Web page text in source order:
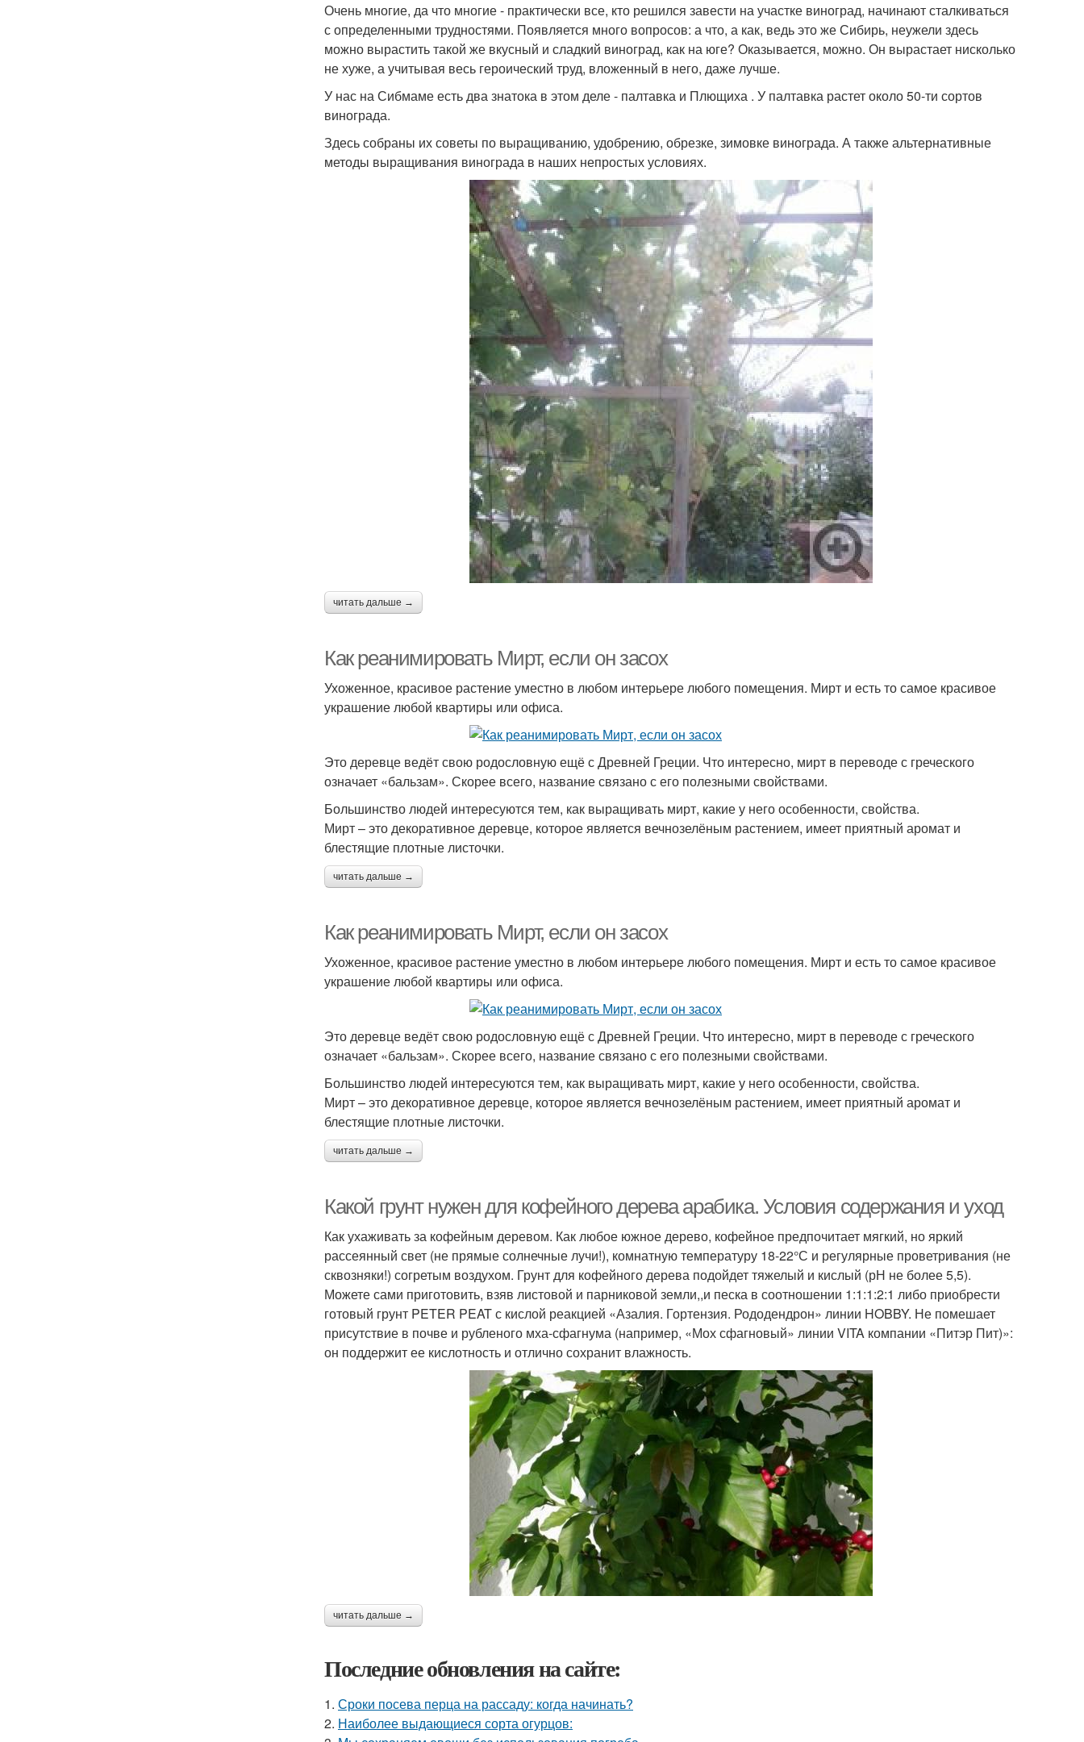
Очень многие, да что многие - практически все, кто решился завести на участке виноград, начинают сталкиваться
с определенными трудностями. Появляется много вопросов: а что, а как, ведь это же Сибирь, неужели здесь
можно вырастить такой же вкусный и сладкий виноград, как на юге? Оказывается, можно. Он вырастает нисколько
не хуже, а учитывая весь героический труд, вложенный в него, даже лучше.
У нас на Сибмаме есть два знатока в этом деле - палтавка и Плющиха . У палтавка растет около 50-ти сортов
винограда.
Здесь собраны их советы по выращиванию, удобрению, обрезке, зимовке винограда. А также альтернативные
методы выращивания винограда в наших непростых условиях.
читать дальше →
Как реанимировать Мирт, если он засох
Ухоженное, красивое растение уместно в любом интерьере любого помещения. Мирт и есть то самое красивое
украшение любой квартиры или офиса.
Это деревце ведёт свою родословную ещё с Древней Греции. Что интересно, мирт в переводе с греческого
означает «бальзам». Скорее всего, название связано с его полезными свойствами.
Большинство людей интересуются тем, как выращивать мирт, какие у него особенности, свойства.
Мирт – это декоративное деревце, которое является вечнозелёным растением, имеет приятный аромат и
блестящие плотные листочки.
читать дальше →
Как реанимировать Мирт, если он засох
Ухоженное, красивое растение уместно в любом интерьере любого помещения. Мирт и есть то самое красивое
украшение любой квартиры или офиса.
Это деревце ведёт свою родословную ещё с Древней Греции. Что интересно, мирт в переводе с греческого
означает «бальзам». Скорее всего, название связано с его полезными свойствами.
Большинство людей интересуются тем, как выращивать мирт, какие у него особенности, свойства.
Мирт – это декоративное деревце, которое является вечнозелёным растением, имеет приятный аромат и
блестящие плотные листочки.
читать дальше →
Какой грунт нужен для кофейного дерева арабика. Условия содержания и уход
Как ухаживать за кофейным деревом. Как любое южное дерево, кофейное предпочитает мягкий, но яркий
рассеянный свет (не прямые солнечные лучи!), комнатную температуру 18-22°С и регулярные проветривания (не
сквозняки!) согретым воздухом. Грунт для кофейного дерева подойдет тяжелый и кислый (рН не более 5,5).
Можете сами приготовить, взяв листовой и парниковой земли,,и песка в соотношении 1:1:1:2:1 либо приобрести
готовый грунт PETER PEAT с кислой реакцией «Азалия. Гортензия. Рододендрон» линии HOBBY. Не помешает
присутствие в почве и рубленого мха-сфагнума (например, «Мох сфагновый» линии VITA компании «Питэр Пит)»:
он поддержит ее кислотность и отлично сохранит влажность.
читать дальше →
Последние обновления на сайте:
1. Сроки посева перца на рассаду: когда начинать?
2. Наиболее выдающиеся сорта огурцов: